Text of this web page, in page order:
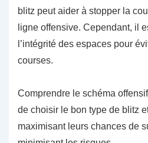
blitz peut aider à stopper la
ligne offensive. Cependant, il
l’intégrité des espaces pour
courses.
Comprendre le schéma
de choisir le bon type de blitz
maximisant leurs chances de